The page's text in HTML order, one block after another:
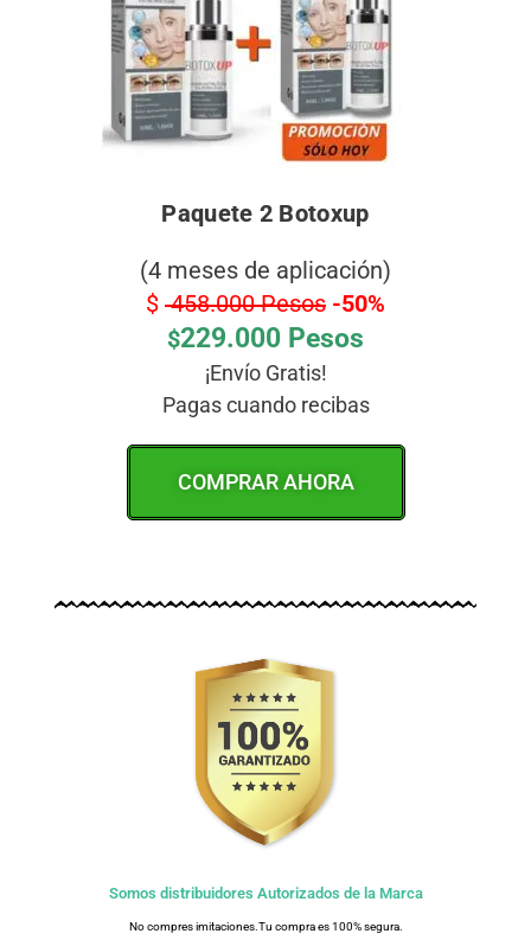
Paquete 2 Botoxup
(4 meses de aplicación)
$ 458.000 Pesos -50%
$229.000 Pesos
¡Envío Gratis!
Pagas cuando recibas
COMPRAR AHORA
Somos distribuidores Autorizados de la Marca
No compres imitaciones.Tu compra es 100% segura.